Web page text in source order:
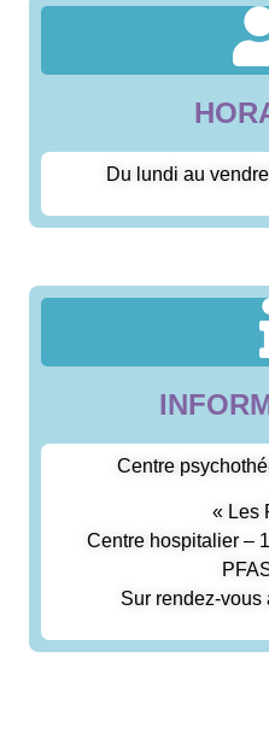
Du lundi au
Centre
« Les
Centre hospitalier –
Sur rendez-vous